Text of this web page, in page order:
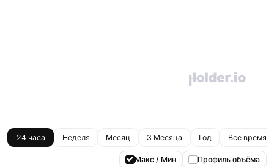
24 часа Неделя Месяц 3 Месяца Год Всё время
Макс / Мин Профиль объёма